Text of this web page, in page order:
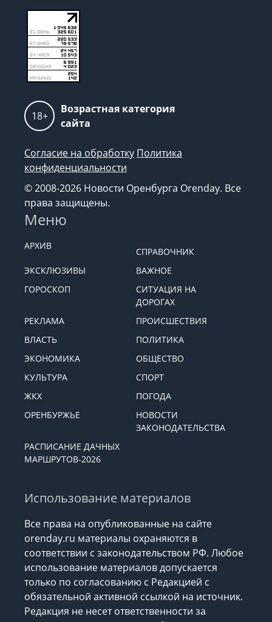
18+
Возрастная категория
сайта
Согласие на обработку Политика
конфиденциальности
© 2008-2026 Новости Оренбурга Orenday. Все
права защищены.
Меню
АРХИВ
СПРАВОЧНИК
ЭКСКЛЮЗИВЫ
ВАЖНОЕ
ГОРОСКОП
СИТУАЦИЯ НА
ДОРОГАХ
РЕКЛАМА
ПРОИСШЕСТВИЯ
ВЛАСТЬ
ПОЛИТИКА
ЭКОНОМИКА
ОБЩЕСТВО
КУЛЬТУРА
СПОРТ
ЖКХ
ПОГОДА
ОРЕНБУРЖЬЕ
НОВОСТИ
ЗАКОНОДАТЕЛЬСТВА
РАСПИСАНИЕ ДАЧНЫХ
МАРШРУТОВ-2026
Использование материалов
Все права на опубликованные на сайте
orenday.ru материалы охраняются в
соответствии с законодательством РФ. Любое
использование материалов допускается
только по согласованию с Редакцией с
обязательной активной ссылкой на источник.
Редакция не несет ответственности за